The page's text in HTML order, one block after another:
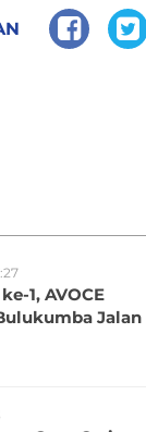
1, AVOCE
Jalan